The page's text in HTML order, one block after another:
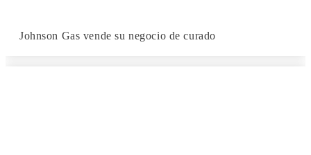
Johnson Gas vende su negocio de curado